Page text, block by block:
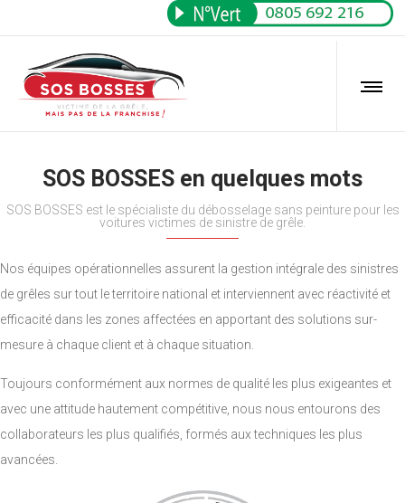
SOS BOSSES en quelques mots
SOS BOSSES est le spécialiste du débosselage sans peinture pour les
voitures victimes de sinistre de grêle.
Nos équipes opérationnelles assurent la gestion intégrale des sinistres
de grêles sur tout le territoire national et interviennent avec réactivité et
efficacité dans les zones affectées en apportant des solutions sur-
mesure à chaque client et à chaque situation.
Toujours conformément aux normes de qualité les plus exigeantes et
avec une attitude hautement compétitive, nous nous entourons des
collaborateurs les plus qualifiés, formés aux techniques les plus
avancées.